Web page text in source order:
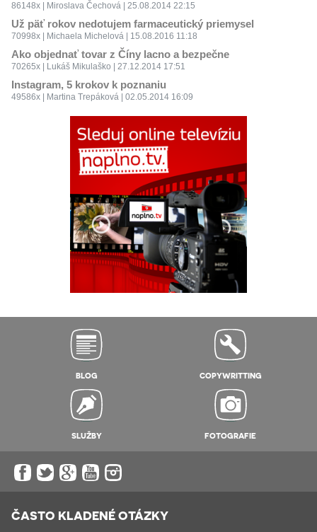
86148x | Miroslava Čechová | 25.08.2014 22:15
Už päť rokov nedotujem farmaceutický priemysel
70998x | Michaela Michelová | 15.08.2016 11:18
Ako objednať tovar z Číny lacno a bezpečne
70265x | Lukáš Mikulaško | 27.12.2014 17:51
Instagram, 5 krokov k poznaniu
49586x | Martina Trepáková | 02.05.2014 16:09
BLOG COPYWRITTING
SLUŽBY FOTOGRAFIE
ČASTO KLADENÉ OTÁZKY